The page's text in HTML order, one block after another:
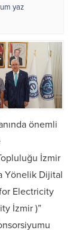
yaz
önemli
İzmir
Yönelik Dijital
Electricity
İzmir )”